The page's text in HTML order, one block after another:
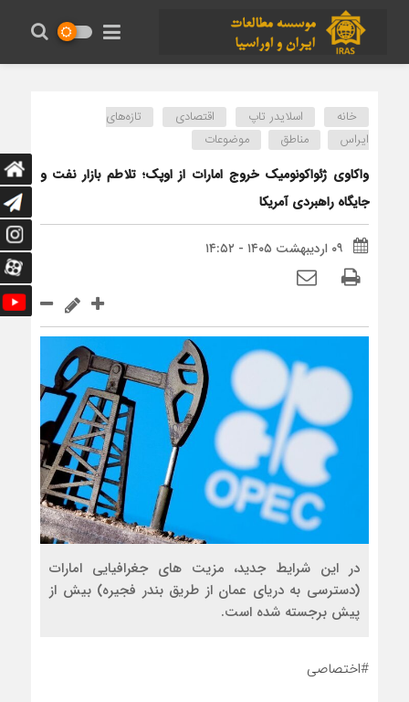
خانه اسلایدر تاپ اقتصادی
تازه‌های
ایراس
مناطق موضوعات
واکاوی ژئواکونومیک خروج امارات از اوپک؛ تلاطم بازار نفت و
جایگاه راهبردی آمریکا
۰۹ اردیبهشت ۱۴۰۵ - ۱۴:۵۲
در این شرایط جدید، مزیت های جغرافیایی امارات
(دسترسی به دریای عمان از طریق بندر فجیره) بیش از
پیش برجسته شده است.
#اختصاصی